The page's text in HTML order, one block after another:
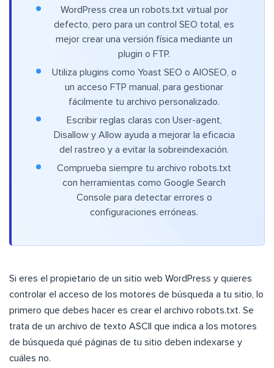
WordPress crea un robots.txt virtual por
defecto, pero para un control SEO total, es
mejor crear una versión física mediante un
plugin o FTP.
Utiliza plugins como Yoast SEO o AIOSEO, o
un acceso FTP manual, para gestionar
fácilmente tu archivo personalizado.
Escribir reglas claras con User-agent,
Disallow y Allow ayuda a mejorar la eficacia
del rastreo y a evitar la sobreindexación.
Comprueba siempre tu archivo robots.txt
con herramientas como Google Search
Console para detectar errores o
configuraciones erróneas.
Si eres el propietario de un sitio web WordPress y quieres
controlar el acceso de los motores de búsqueda a tu sitio, lo
primero que debes hacer es crear el archivo robots.txt. Se
trata de un archivo de texto ASCII que indica a los motores
de búsqueda qué páginas de tu sitio deben indexarse y
cuáles no.